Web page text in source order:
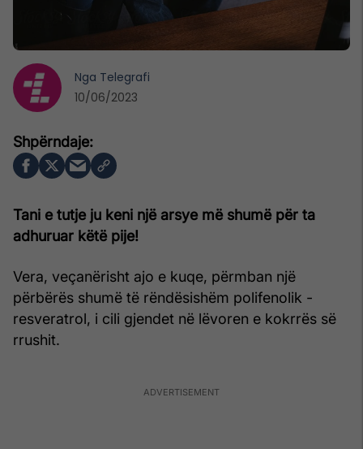
Tani e tutje ju keni një arsye më shumë për ta
adhuruar këtë pije!
Vera, veçanërisht ajo e kuqe, përmban një
përbërës shumë të rëndësishëm polifenolik -
resveratrol, i cili gjendet në lëvoren e kokrrës së
rrushit.
Nga Telegrafi
10/06/2023